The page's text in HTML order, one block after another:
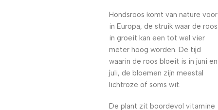
Hondsroos komt van nature voor
in Europa, de struik waar de roos
in groeit kan een tot wel vier
meter hoog worden. De tijd
waarin de roos bloeit is in juni en
juli, de bloemen zijn meestal
lichtroze of soms wit.
De plant zit boordevol vitamine